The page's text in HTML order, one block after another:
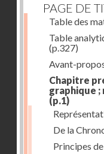
PAGE DE
Table des
Table
(p.327)
Avant-
Chapitre
graphique
(p.1)
De la
Principes